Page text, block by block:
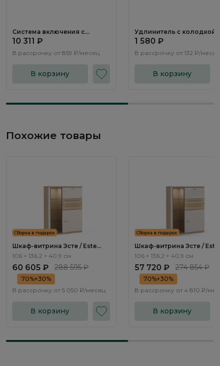
Система включения с
трансформатором SV148
10 311 ₽
В рассрочку от 859 ₽/месяц
В корзину
Удлинитель с колодкой
LS061.0
1 580 ₽
В рассрочку от 132 ₽/месяц
В корзину
Похожие товары
Сборка в подарок
Шкаф-витрина Эсте / Este
ST505.7
106 × 136,2 × 40,9 см
60 605 ₽ 288 595 ₽
70%+30%
В рассрочку от 5 050 ₽/месяц
В корзину
Сборка в подарок
Шкаф-витрина Эсте / Este
ST505.5
106 × 136,2 × 40,9 см
57 720 ₽ 274 854 ₽
70%+30%
В рассрочку от 4 810 ₽/
В корзину